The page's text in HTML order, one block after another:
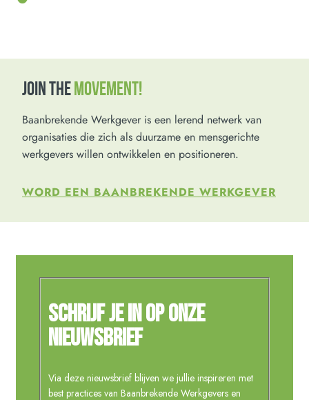
JOIN THEMOVEMENT!
Baanbrekende Werkgever is een lerend netwerk van
organisaties die zich als duurzame en mensgerichte
werkgevers willen ontwikkelen en positioneren.
WORD EEN BAANBREKENDE WERKGEVER